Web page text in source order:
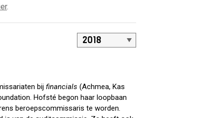
.
bijfinancials(Achmea, Kas
Hofsté begon haar loopbaan
beroepscommissaris te worden.